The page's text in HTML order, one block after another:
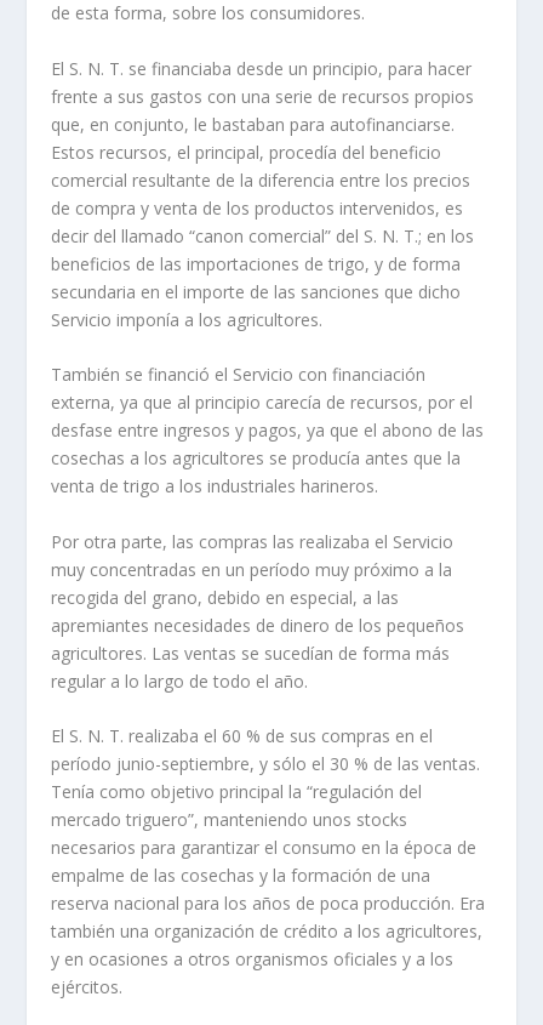
de esta forma, sobre los consumidores.
El S. N. T. se financiaba desde un principio, para hacer
frente a sus gastos con una serie de recursos propios
que, en conjunto, le bastaban para autofinanciarse.
Estos recursos, el principal, procedía del beneficio
comercial resultante de la diferencia entre los precios
de compra y venta de los productos intervenidos, es
decir del llamado “canon comercial” del S. N. T.; en los
beneficios de las importaciones de trigo, y de forma
secundaria en el importe de las sanciones que dicho
Servicio imponía a los agricultores.
También se financió el Servicio con financiación
externa, ya que al principio carecía de recursos, por el
desfase entre ingresos y pagos, ya que el abono de las
cosechas a los agricultores se producía antes que la
venta de trigo a los industriales harineros.
Por otra parte, las compras las realizaba el Servicio
muy concentradas en un período muy próximo a la
recogida del grano, debido en especial, a las
apremiantes necesidades de dinero de los pequeños
agricultores. Las ventas se sucedían de forma más
regular a lo largo de todo el año.
El S. N. T. realizaba el 60 % de sus compras en el
período junio-septiembre, y sólo el 30 % de las ventas.
Tenía como objetivo principal la “regulación del
mercado triguero”, manteniendo unos stocks
necesarios para garantizar el consumo en la época de
empalme de las cosechas y la formación de una
reserva nacional para los años de poca producción. Era
también una organización de crédito a los agricultores,
y en ocasiones a otros organismos oficiales y a los
ejércitos.